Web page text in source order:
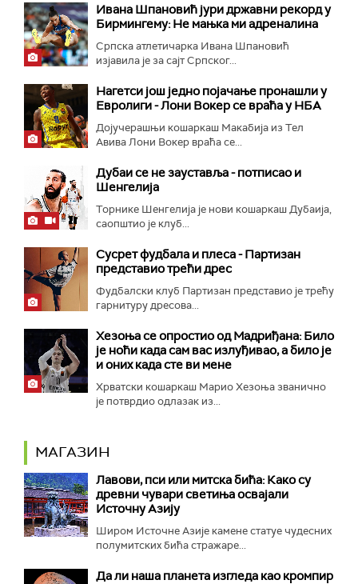
Ивана Шпановић јури државни рекорд у
Бирмингему: Не мањка ми адреналина
Српска атлетичарка Ивана Шпановић
изјавила је за сајт Српског...
Нагетси још једно појачање пронашли у
Евролиги - Лони Вокер се враћа у НБА
Дојучерашњи кошаркаш Макабија из Тел
Авива Лони Вокер враћа се...
Дубаи се не зауставља - потписао и
Шенгелија
Торнике Шенгелија је нови кошаркаш Дубаија,
саопштио је клуб...
Сусрет фудбала и плеса - Партизан
представио трећи дрес
Фудбалски клуб Партизан представио је трећу
гарнитуру дресова...
Хезоња се опростио од Мадриђана: Било
је ноћи када сам вас излуђивао, а било је
и оних када сте ви мене
Хрватски кошаркаш Марио Хезоња званично
је потврдио одлазак из...
МАГАЗИН
Лавови, пси или митска бића: Како су
древни чувари светиња освајали
Источну Азију
Широм Источне Азије камене статуе чудесних
полумитских бића стражаре...
Да ли наша планета изгледа као кромпир